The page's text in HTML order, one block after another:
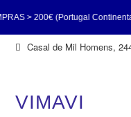
Continental) PORTES
> 200€ (Portugal Continental)
Skip Casal de Mil Homens,
VIMAVI